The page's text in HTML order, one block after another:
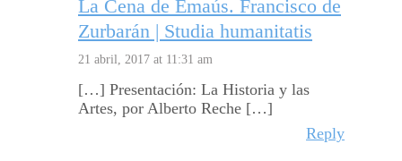
La Cena de Emaús. Francisco de
Zurbarán | Studia humanitatis
21 abril, 2017 at 11:31 am
[…] Presentación: La Historia y las
Artes, por Alberto Reche […]
Reply